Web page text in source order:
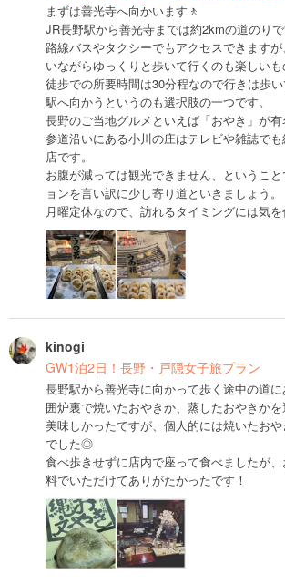
まずは善光寺へ向かいます🚶
JR長野駅から善光寺までは約2kmの道のりで
路線バスやタクシーでもアクセスできます
いながらゆっくりと歩いて行くのも楽しいも
徒歩での所要時間は30分程なので行きは歩
駅へ向かうというのも選択肢の一つです。
長野のご当地グルメといえば「おやき」が有
参道沿いにある小川の庄はテレビや雑誌で
店です。
お腹が減っては観光できません、というこ
ョンを言い訳に少し寄り道といきましょう。
月曜定休なので、訪れるタイミングには気を
kinogi
GW1泊2日！長野・戸隠女子旅プラン
長野駅から善光寺に向かって歩く途中の道に
囲炉裏で焼いたおやきか、蒸したおやきか
美味しかったですが、個人的には焼いたお
でした◎
食べ歩きせずに店内で座って食べましたが
料でいただけてありがたかったです！